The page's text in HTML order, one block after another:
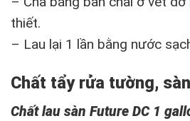
thiết.
– Lau lại 1 lần bằng nước
Chất tẩy rửa tường,
Chất lau sàn Future DC 1